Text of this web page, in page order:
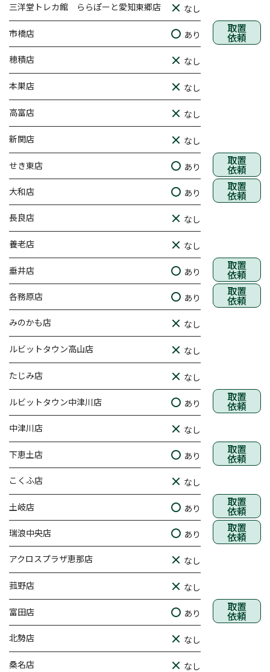
三洋堂トレカ館 ららぽーと愛知東郷店 なし
市橋店 あり 取置
依頼
穂積店 なし
本巣店 なし
高富店 なし
新関店 なし
せき東店 あり 取置
依頼
大和店 あり 取置
依頼
長良店 なし
養老店 なし
垂井店 あり 取置
依頼
各務原店 あり 取置
依頼
みのかも店 なし
ルビットタウン高山店 なし
たじみ店 なし
ルビットタウン中津川店 あり 取置
依頼
中津川店 なし
下恵土店 あり 取置
依頼
こくふ店 なし
土岐店 あり 取置
依頼
瑞浪中央店 あり 取置
依頼
アクロスプラザ恵那店 なし
菰野店 なし
富田店 あり 取置
依頼
北勢店 なし
桑名店 なし